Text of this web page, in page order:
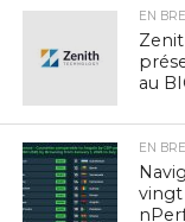
EN
au
EN
vingt